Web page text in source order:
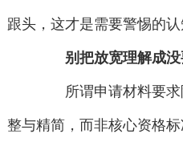
跟头，这才是需要警惕的认
别把放宽理解成
所谓申请材料要求
整与精简，而非核心资格标